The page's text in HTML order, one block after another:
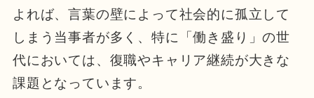
よれば、言葉の壁によって社会的に孤立して
しまう当事者が多く、特に「働き盛り」の世
代においては、復職やキャリア継続が大きな
課題となっています。